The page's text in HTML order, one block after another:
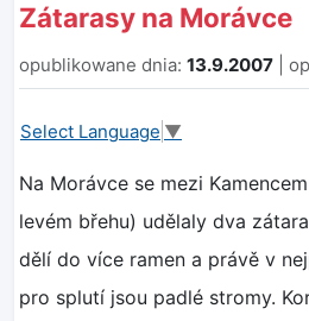
Zátarasy na Morávce
opublikowane dnia: 13.9.2007 |
Select Language ▼
Na Morávce se mezi
levém břehu) udělaly dva
dělí do více ramen a právě v
pro splutí jsou padlé stromy.